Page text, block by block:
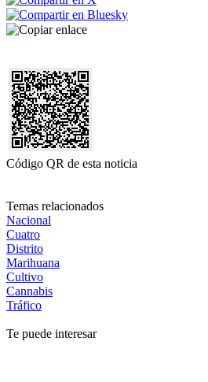
Código QR de esta noticia
Temas relacionados
Nacional
Cuatro
Distrito
Marihuana
Cultivo
Cannabis
Tráfico
Te puede interesar